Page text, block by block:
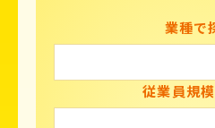
業種で
従業員規